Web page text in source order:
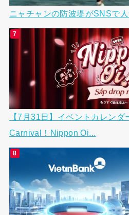
ニャチャンの防波堤がSNSで
【7月31日】イベントカレン
Carnival！Nippon Oi...